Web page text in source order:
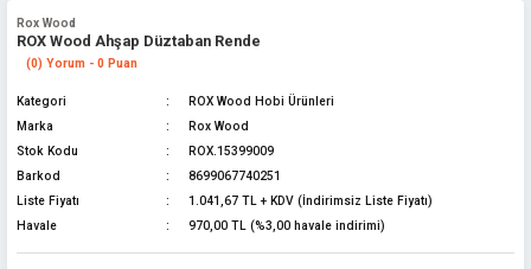
Rox Wood
ROX Wood Ahşap Düztaban Rende
(0) Yorum - 0 Puan
Kategori
ROX Wood Hobi Ürünleri
Marka
Rox Wood
Stok Kodu
ROX.15399009
Barkod
8699067740251
Liste Fiyatı
1.041,67 TL + KDV (İndirimsiz Liste Fiyatı)
Havale
970,00 TL (%3,00 havale indirimi)